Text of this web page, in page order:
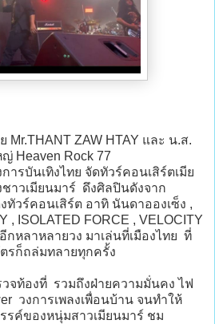
Mr.THANT ZAW HTAY และ น.ส.
Heaven Rock 77
ารบันเทิงไทย จัดทัวร์คอนเสิร์ตเมีย
าวเมียนมาร์ ดึงศิลปินดังจาก
ทัวร์คอนเสิร์ต อาทิ นันดาอองเซ็ง ,
, ISOLATED FORCE , VELOCITY
กหลาหลายวง มาเล่นที่เมืองไทย ที่
รก็ถล่มทลายทุกครั้ง
จท้องที่ รวมถึงฝ่ายความมั่นคง ไฟ
วงการเพลงเพื่อนบ้าน จนทำให้
รค์ของหนุ่มสาวเมียนมาร์ ชม